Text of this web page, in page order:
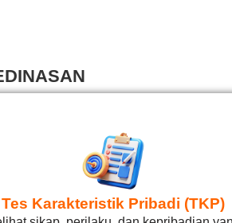
Tes Karakteristik Pribadi (TKP)